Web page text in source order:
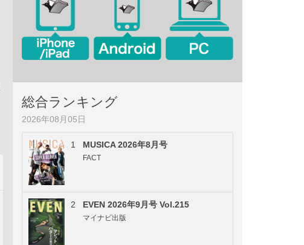
総合ランキング
2026年08月05日
1 MUSICA 2026年8月号
FACT
2 EVEN 2026年9月号 Vol.215
マイナビ出版